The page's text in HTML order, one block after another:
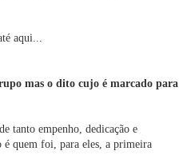
aqui...
mas o dito cujo é marcado para
tanto empenho, dedicação e
é quem foi, para eles, a primeira